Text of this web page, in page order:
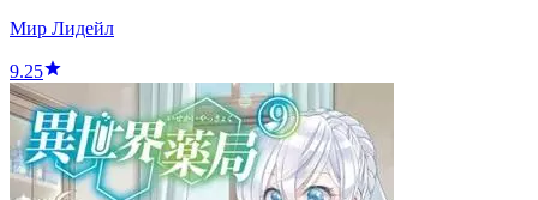
Мир Лидейл
9.25